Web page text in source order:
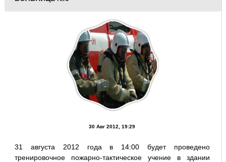
30 Авг 2012, 19:29
31 августа 2012 года в 14:00 будет проведено
тренировочное пожарно-тактическое учение в здании